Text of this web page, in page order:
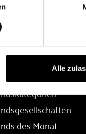
Alle
des Monat